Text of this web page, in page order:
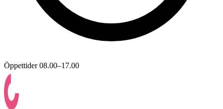
Öppettider 08.00–17.00